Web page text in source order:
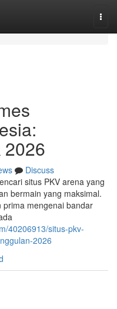
2026
Discuss
situs PKV arena yang
bermain yang maksimal.
prima mengenai bandar
40206913/situs-pkv-
2026